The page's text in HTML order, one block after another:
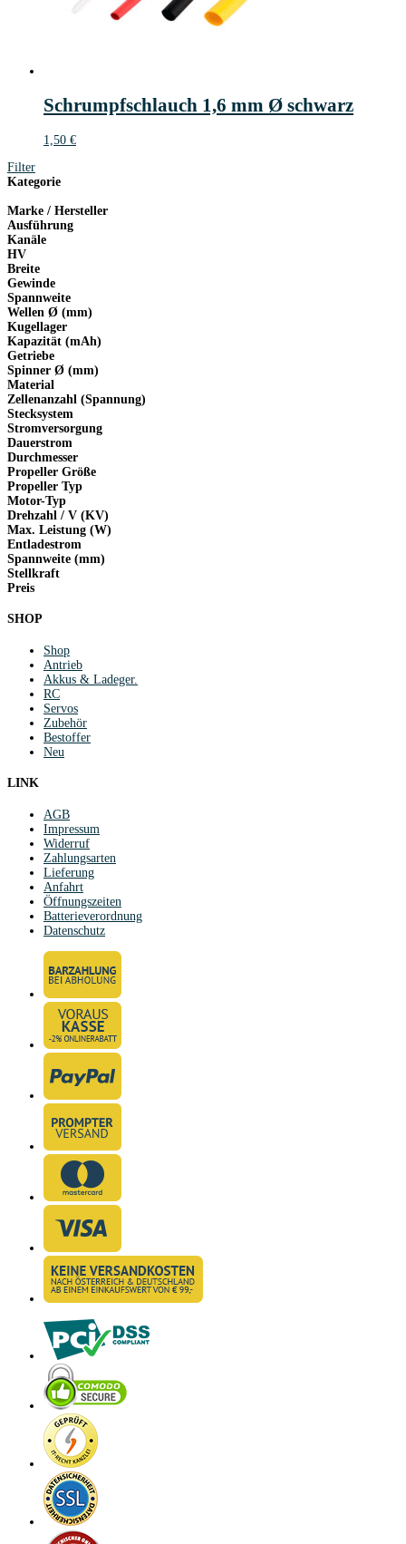
Schrumpfschlauch 1,6 mm Ø schwarz
1,50 €
Filter
Kategorie
Marke / Hersteller
Ausführung
Kanäle
HV
Breite
Gewinde
Spannweite
Wellen Ø (mm)
Kugellager
Kapazität (mAh)
Getriebe
Spinner Ø (mm)
Material
Zellenanzahl (Spannung)
Stecksystem
Stromversorgung
Dauerstrom
Durchmesser
Propeller Größe
Propeller Typ
Motor-Typ
Drehzahl / V (KV)
Max. Leistung (W)
Entladestrom
Spannweite (mm)
Stellkraft
Preis
SHOP
Shop
Antrieb
Akkus & Ladeger.
RC
Servos
Zubehör
Bestoffer
Neu
LINK
AGB
Impressum
Widerruf
Zahlungsarten
Lieferung
Anfahrt
Öffnungszeiten
Batterieverordnung
Datenschutz